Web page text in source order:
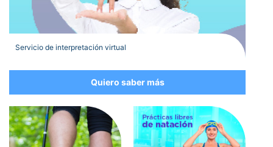
Servicio de interpretación virtual
Quiero saber más